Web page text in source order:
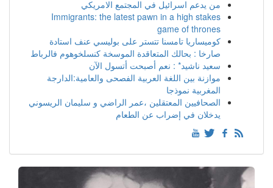
من يدعم اسرائيل في المجتمع الامريكي
Immigrants: the latest pawn in a high stakes
game of thrones
كوميساريا تامسنا تتستر على بوليسي عنف استادة
صارخا : بحالك المتعاقدة الموسخة كنسلخوهوم فالرباط
سعيد ناشيد* : نعم أصبحت أتسول الآن
موازنة بين اللغة العربية الفصحى والعامية:الدارجة
المغربية نموذجا
الصحافيين المعتقلين ،عمر الراضي و سليمان الريسوني
يدخلان في إضراب عن الطعام